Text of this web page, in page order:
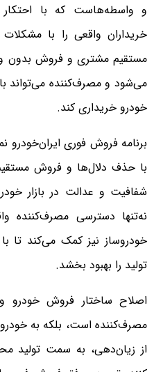
و واسطه‌هاست که با
خریداران واقعی را با
مستقیم مشتری و فروش بدون
می‌شود و مصرف‌کننده می‌تواند
خودرو خریداری کند.
برنامه فروش فوری ایران‌خودرو
با حذف دلال‌ها و فروش
شفافیت و عدالت در بازار
نه‌تنها دسترسی مصرف‌کننده
خودروساز نیز کمک می‌کند تا
تولید را بهبود بخشد.
اصلاح ساختار فروش خودرو
مصرف‌کننده است، بلکه به
از زیان‌دهی، به سمت تولید